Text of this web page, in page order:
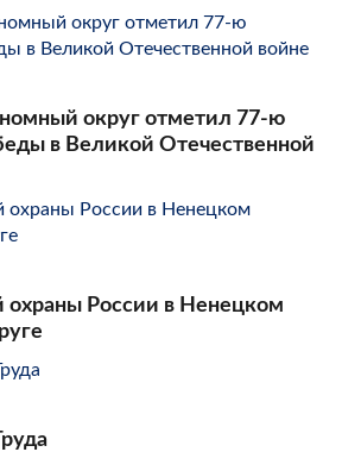
округ отметил 77-ю
в Великой Отечественной
России в Ненецком